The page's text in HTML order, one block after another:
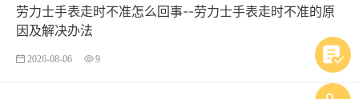
劳力士手表走时不准怎么回事--劳力士手表走时不准的原
因及解决办法
2026-08-06 9